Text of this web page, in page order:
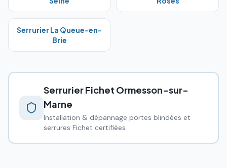
Serrurier La Queue-en-
Brie
Serrurier Fichet Ormesson-sur-
Marne
Installation & dépannage portes blindées et
serrures Fichet certifiées